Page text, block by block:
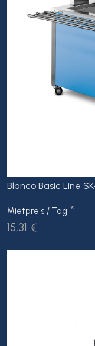
Blanco Basic Line
Mietpreis / Tag *
15,31 €